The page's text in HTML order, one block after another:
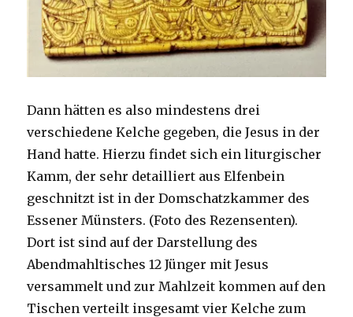
Dann hätten es also mindestens drei
verschiedene Kelche gegeben, die Jesus in der
Hand hatte. Hierzu findet sich ein liturgischer
Kamm, der sehr detailliert aus Elfenbein
geschnitzt ist in der Domschatzkammer des
Essener Münsters. (Foto des Rezensenten).
Dort ist sind auf der Darstellung des
Abendmahltisches 12 Jünger mit Jesus
versammelt und zur Mahlzeit kommen auf den
Tischen verteilt insgesamt vier Kelche zum